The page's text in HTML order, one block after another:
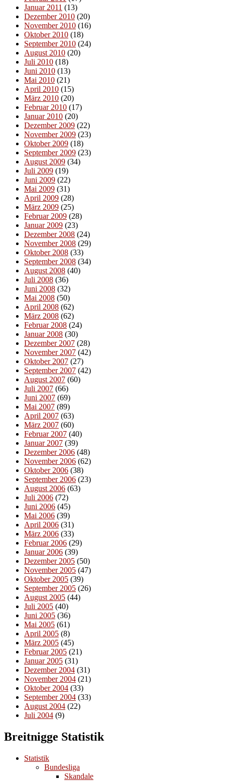
Januar 2011 (13)
Dezember 2010 (20)
November 2010 (16)
Oktober 2010 (18)
September 2010 (24)
August 2010 (20)
Juli 2010 (18)
Juni 2010 (13)
Mai 2010 (21)
April 2010 (15)
März 2010 (20)
Februar 2010 (17)
Januar 2010 (20)
Dezember 2009 (22)
November 2009 (23)
Oktober 2009 (18)
September 2009 (23)
August 2009 (34)
Juli 2009 (19)
Juni 2009 (22)
Mai 2009 (31)
April 2009 (28)
März 2009 (25)
Februar 2009 (28)
Januar 2009 (23)
Dezember 2008 (24)
November 2008 (29)
Oktober 2008 (33)
September 2008 (34)
August 2008 (40)
Juli 2008 (36)
Juni 2008 (32)
Mai 2008 (50)
April 2008 (62)
März 2008 (62)
Februar 2008 (24)
Januar 2008 (30)
Dezember 2007 (28)
November 2007 (42)
Oktober 2007 (27)
September 2007 (42)
August 2007 (60)
Juli 2007 (66)
Juni 2007 (69)
Mai 2007 (89)
April 2007 (63)
März 2007 (60)
Februar 2007 (40)
Januar 2007 (39)
Dezember 2006 (48)
November 2006 (62)
Oktober 2006 (38)
September 2006 (23)
August 2006 (63)
Juli 2006 (72)
Juni 2006 (45)
Mai 2006 (39)
April 2006 (31)
März 2006 (33)
Februar 2006 (29)
Januar 2006 (39)
Dezember 2005 (50)
November 2005 (47)
Oktober 2005 (39)
September 2005 (26)
August 2005 (44)
Juli 2005 (40)
Juni 2005 (36)
Mai 2005 (61)
April 2005 (8)
März 2005 (45)
Februar 2005 (21)
Januar 2005 (31)
Dezember 2004 (31)
November 2004 (21)
Oktober 2004 (33)
September 2004 (33)
August 2004 (22)
Juli 2004 (9)
Breitnigge Statistik
Statistik
Bundesliga
Skandale